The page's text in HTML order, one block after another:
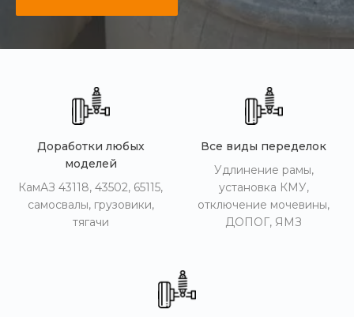
Доработки любых
моделей
КамАЗ 43118, 43502, 65115,
самосвалы, грузовики,
тягачи
Все виды переделок
Удлинение рамы,
установка КМУ,
отключение мочевины,
ДОПОГ, ЯМЗ